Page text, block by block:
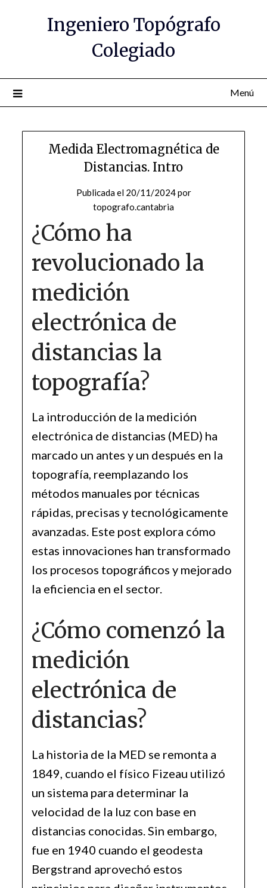
Ingeniero Topógrafo
Colegiado
Menú
Medida Electromagnética de
Distancias. Intro
Publicada el 20/11/2024por
topografo.cantabria
¿Cómo ha
revolucionado la
medición
electrónica de
distancias la
topografía?
La introducción de la medición
electrónica de distancias (MED) ha
marcado un antes y un después en la
topografía, reemplazando los
métodos manuales por técnicas
rápidas, precisas y tecnológicamente
avanzadas. Este post explora cómo
estas innovaciones han transformado
los procesos topográficos y mejorado
la eficiencia en el sector.
¿Cómo comenzó la
medición
electrónica de
distancias?
La historia de la MED se remonta a
1849, cuando el físico Fizeau utilizó
un sistema para determinar la
velocidad de la luz con base en
distancias conocidas. Sin embargo,
fue en 1940 cuando el geodesta
Bergstrand aprovechó estos